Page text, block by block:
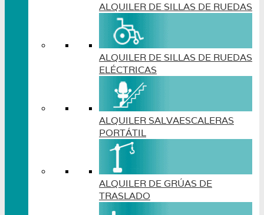
ALQUILER DE SILLAS DE RUEDAS
ALQUILER DE SILLAS DE RUEDAS
ELÉCTRICAS
ALQUILER SALVAESCALERAS
PORTÁTIL
ALQUILER DE GRÚAS DE
TRASLADO